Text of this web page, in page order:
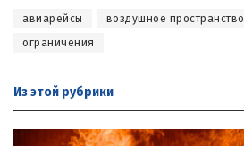
авиарейсы воздушное пространство
ограничения
Из этой рубрики